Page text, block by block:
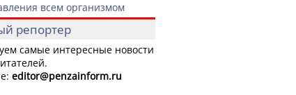
всем организмом
репортер
самые интересные новости
editor@penzainform.ru